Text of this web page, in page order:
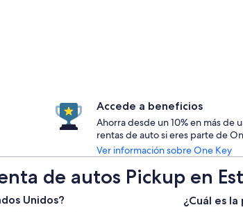
Accede a beneficios
Ahorra desde un 10% en más de
rentas de auto si eres parte de
Ver información sobre One Key
de autos Pickup en
Unidos? ¿Cuál es